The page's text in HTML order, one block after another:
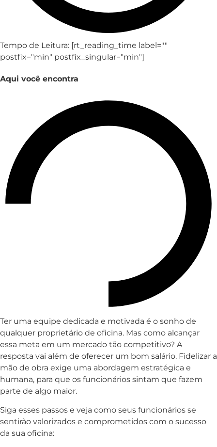
Tempo de Leitura: [rt_reading_time label=""
postfix="min" postfix_singular="min"]
Aqui você encontra
Ter uma equipe dedicada e motivada é o sonho de
qualquer proprietário de oficina. Mas como alcançar
essa meta em um mercado tão competitivo? A
resposta vai além de oferecer um bom salário. Fidelizar a
mão de obra exige uma abordagem estratégica e
humana, para que os funcionários sintam que fazem
parte de algo maior.
Siga esses passos e veja como seus funcionários se
sentirão valorizados e comprometidos com o sucesso
da sua oficina: